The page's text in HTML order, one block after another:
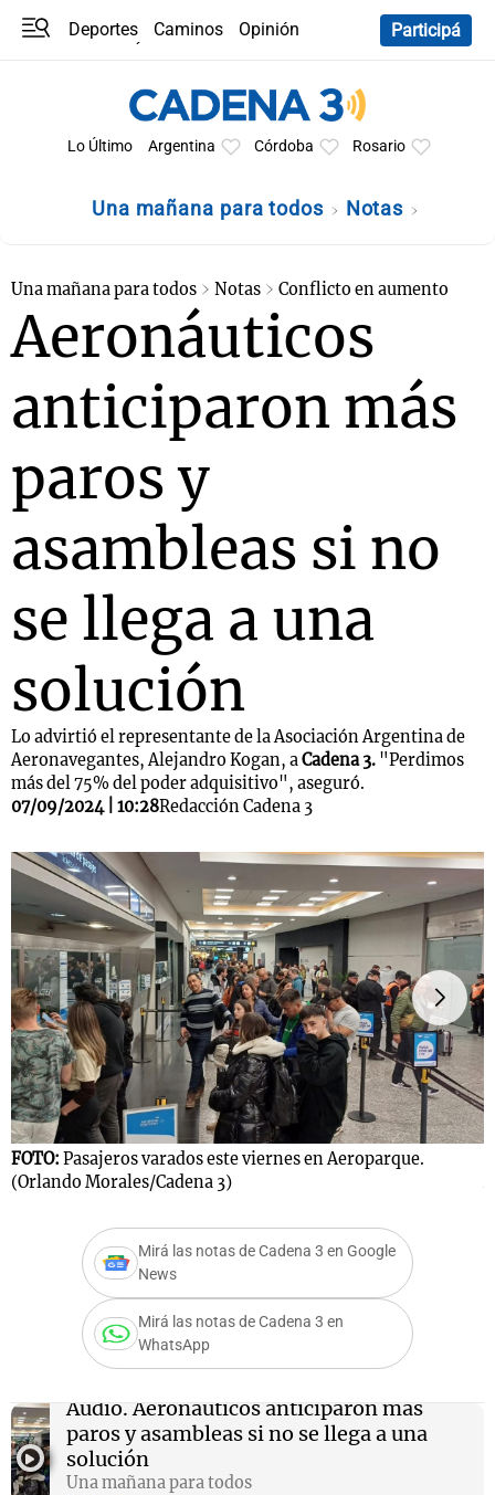
Deportes Caminos
Opinión
Participá
Lo Último Argentina Córdoba Rosario
Una mañana para todos Notas
Una mañana para todos Notas Conflicto en aumento
Aeronáuticos
anticiparon más
paros y
asambleas si no
se llega a una
solución
Lo advirtió el representante de la Asociación Argentina de
Aeronavegantes, Alejandro Kogan, aCadena 3. "Perdimos
más del 75% del poder adquisitivo", aseguró.
07/09/2024 | 10:28Redacción Cadena 3
FOTO: Pasajeros varados este viernes en Aeroparque.
(Orlando Morales/Cadena 3)
Mirá las notas de Cadena 3 en Google
News
Mirá las notas de Cadena 3 en
WhatsApp
Audio.Aeronáuticos anticiparon más
paros y asambleas si no se llega a una
solución
Una mañana para todos
Notas
Mundial 2026
Notas
La Sole en
Cadena 3